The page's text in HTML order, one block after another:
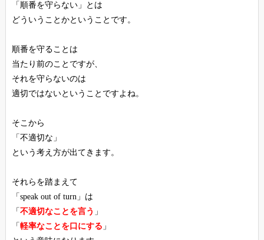
「順番を守らない」とは
どういうことかということです。
順番を守ることは
当たり前のことですが、
それを守らないのは
適切ではないということですよね。
そこから
「不適切な」
という考え方が出てきます。
それらを踏まえて
「speak out of turn」は
「 不適切なことを言う 」
「 軽率なことを口にする 」